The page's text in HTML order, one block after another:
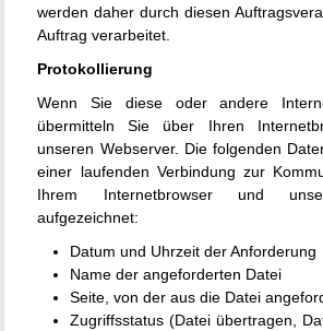
werden daher durch diesen
Auftrag verarbeitet.
Protokollierung
Wenn Sie diese oder andere
übermitteln Sie über Ihren
unseren Webserver. Die folgenden
einer laufenden Verbindung zur
Ihrem Internetbrowser und
aufgezeichnet:
Datum und Uhrzeit der Anforderung
Name der angeforderten Datei
Seite, von der aus die Datei
Zugriffsstatus (Datei übertragen,